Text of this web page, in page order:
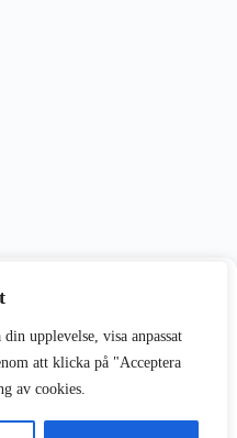
upplevelse, visa anpassat
att klicka på "Acceptera
av cookies.
upplevelse på vår webbplats.
alla